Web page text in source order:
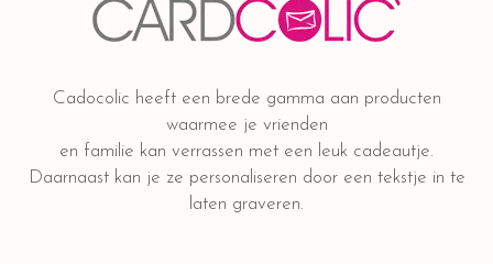
Cadocolic heeft een brede gamma aan producten
waarmee je vrienden
en familie kan verrassen met een leuk cadeautje.
Daarnaast kan je ze personaliseren door een tekstje in te
laten graveren.